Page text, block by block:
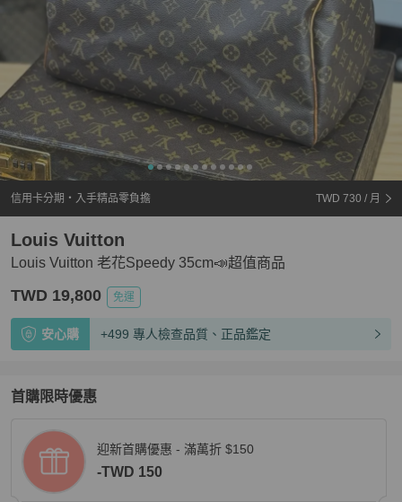
信用卡分期・入手精品零負擔 TWD 730 / 月
Louis Vuitton 老花Speedy 35cm📣超值商品
Louis Vuitton
TWD 19,800 免運
安心購 +499 專人檢查品質、正品鑑定
首購限時優惠
迎新首購優惠 - 滿萬折 $150
-TWD 150